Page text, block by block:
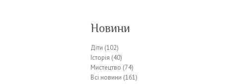
Новини
Діти (102)
Історія (40)
Мистецтво (74)
Всі новини (161)